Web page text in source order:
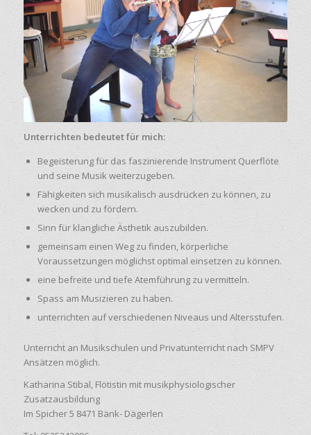
Unterrichten bedeutet für mich:
Begeisterung für das faszinierende Instrument Querflöte
und seine Musik weiterzugeben.
Fähigkeiten sich musikalisch ausdrücken zu können, zu
wecken und zu fördern.
Sinn für klangliche Ästhetik auszubilden.
gemeinsam einen Weg zu finden, körperliche
Voraussetzungen möglichst optimal einsetzen zu können.
eine befreite und tiefe Atemführung zu vermitteln.
Spass am Musizieren zu haben.
unterrichten auf verschiedenen Niveaus und Altersstufen.
Unterricht an Musikschulen und Privatunterricht nach SMPV
Ansätzen möglich.
Katharina Stibal, Flötistin mit musikphysiologischer
Zusatzausbildung
Im Spicher 5 8471 Bänk- Dägerlen